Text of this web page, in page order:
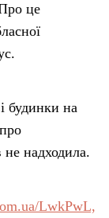
це
будинки на
не надходила.
LwkPwL,